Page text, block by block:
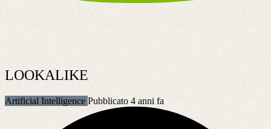
LOOKALIKE
Artificial Intelligence Pubblicato 4 anni fa